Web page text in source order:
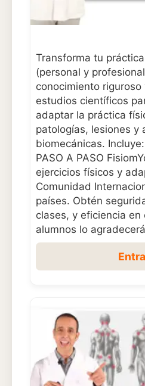
Transforma tu
(personal y
conocimiento
estudios científicos
adaptar la práctica
patologías, lesiones y
biomecánicas. Incluye:
PASO A PASO
ejercicios físicos y
Comunidad
países. Obtén
clases, y eficiencia en
alumnos lo